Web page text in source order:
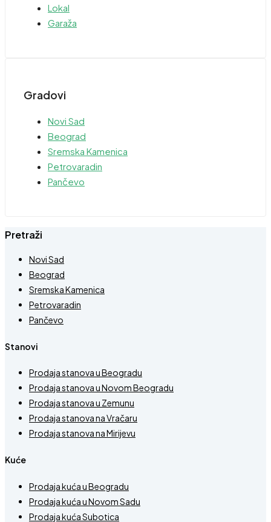
Lokal
Garaža
Gradovi
Novi Sad
Beograd
Sremska Kamenica
Petrovaradin
Pančevo
Pretraži
Novi Sad
Beograd
Sremska Kamenica
Petrovaradin
Pančevo
Stanovi
Prodaja stanova u Beogradu
Prodaja stanova u Novom Beogradu
Prodaja stanova u Zemunu
Prodaja stanova na Vračaru
Prodaja stanova na Mirijevu
Kuće
Prodaja kuća u Beogradu
Prodaja kuća u Novom Sadu
Prodaja kuća Subotica